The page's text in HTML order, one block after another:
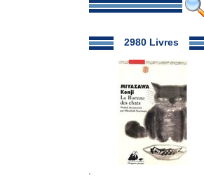
2980 Livres